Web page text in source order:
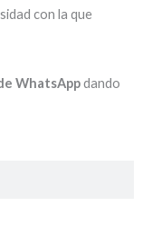
con la que
WhatsAppdando